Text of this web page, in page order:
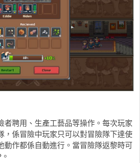
者聘用、生產工藝品等操作。每次玩家
，係冒險中玩家只可以對冒險隊下達使
動作都係自動進行。當冒險隊返黎時可